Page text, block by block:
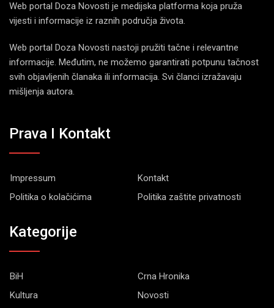
Web portal Doza Novosti je medijska platforma koja pruža
vijesti i informacije iz raznih područja života.
Web portal Doza Novosti nastoji pružiti tačne i relevantne
informacije. Međutim, ne možemo garantirati potpunu tačnost
svih objavljenih članaka ili informacija. Svi članci izražavaju
mišljenja autora.
Prava I Kontakt
Impressum
Kontakt
Politika o kolačićima
Politika zaštite privatnosti
Kategorije
BiH
Crna Hronika
Kultura
Novosti